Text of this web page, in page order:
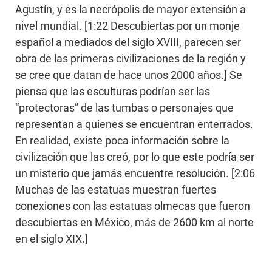
Agustín, y es la necrópolis de mayor extensión a
nivel mundial. [1:22 Descubiertas por un monje
español a mediados del siglo XVIII, parecen ser
obra de las primeras civilizaciones de la región y
se cree que datan de hace unos 2000 años.] Se
piensa que las esculturas podrían ser las
“protectoras” de las tumbas o personajes que
representan a quienes se encuentran enterrados.
En realidad, existe poca información sobre la
civilización que las creó, por lo que este podría ser
un misterio que jamás encuentre resolución. [2:06
Muchas de las estatuas muestran fuertes
conexiones con las estatuas olmecas que fueron
descubiertas en México, más de 2600 km al norte
en el siglo XIX.]